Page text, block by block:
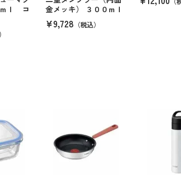
ｍｌ コ
金メッキ） ３００ｍｌ
¥9,728 （税込）